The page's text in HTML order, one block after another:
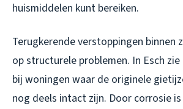
huismiddelen kunt bereiken.
Terugkerende verstoppingen binnen
op structurele problemen. In Esch
bij woningen waar de originele
nog deels intact zijn. Door corrosie